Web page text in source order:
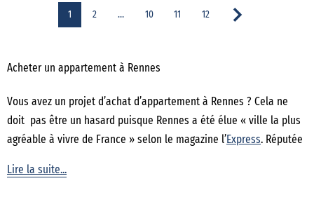
1 2 … 10 11 12
Acheter un appartement à Rennes
Vous avez un projet d’achat d’appartement à Rennes ? Cela ne
doit pas être un hasard puisque Rennes a été élue « ville la plus
agréable à vivre de France » selon le magazine l’Express. Réputée
la plus peuplée du Grand Ouest français et la première ville de
Lire la suite...